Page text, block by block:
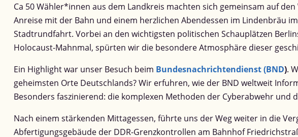
Ca 50 Wähler*innen aus dem Landkreis machten sich gemeinsam auf
Anreise mit der Bahn und einem herzlichen Abendessen im Lindenbräu
Stadtrundfahrt. Vorbei an den wichtigsten politischen Schauplätzen
Holocaust-Mahnmal, spürten wir die besondere Atmosphäre dieser
Ein Highlight war unser Besuch beim Bundesnachrichtendienst (BND).
geheimsten Orte Deutschlands? Wir erfuhren, wie der BND weltweit
Besonders faszinierend: die komplexen Methoden der Cyberabwehr
Nach einem stärkenden Mittagessen, führte uns der Weg weiter in die
Abfertigungsgebäude der DDR-Grenzkontrollen am Bahnhof